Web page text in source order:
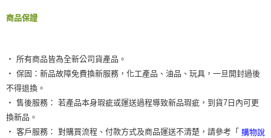
１．透過由恩沛科技股份有限公司提供之「AFTEE先享後付」服務完成之交
易，需依本服務之必要範圍內提供個人資料，並將交易相關給付款項請求債
https://aftee.tw/terms/#terms3
３．未成年的使用者請事先徵得法定代理人或監護人之同意方可使用
「AFTEE先享後付」，若未經同意申辦者引起之損失，本公司不負相關責
任。
４．使用「AFTEE先享後付」時，將依據個別帳號之用戶狀況，依本公司即
時審查核予不同之上限額度；若仍有額度不足之情形，本公司將視審查結果
請求用戶進行身份認證。
５．嚴禁一人註冊多個帳號或使用他人資訊註冊。若發現惡意使用之情形，
每筆NT$100，滿NT$1,200(含以上)免運費
每筆NT$300
付款後門市自取
免運費
國際宅配-直送海外
商品保證
‧ 所有商品皆為全新公司貨產品。
‧ 保固：新品故障免費換新服務，化工產品、油品、玩具，一旦開封過後
不得退換。
‧ 售後服務： 若產品本身瑕疵或運送過程導致新品瑕疵，到貨7日內可更
換新品。
‧ 客戶服務： 對購買流程、付款方式及商品運送不清楚，請參考「 購物說